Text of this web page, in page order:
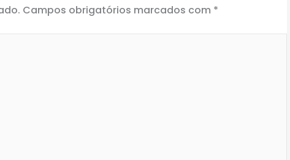
Campos obrigatórios marcados com *